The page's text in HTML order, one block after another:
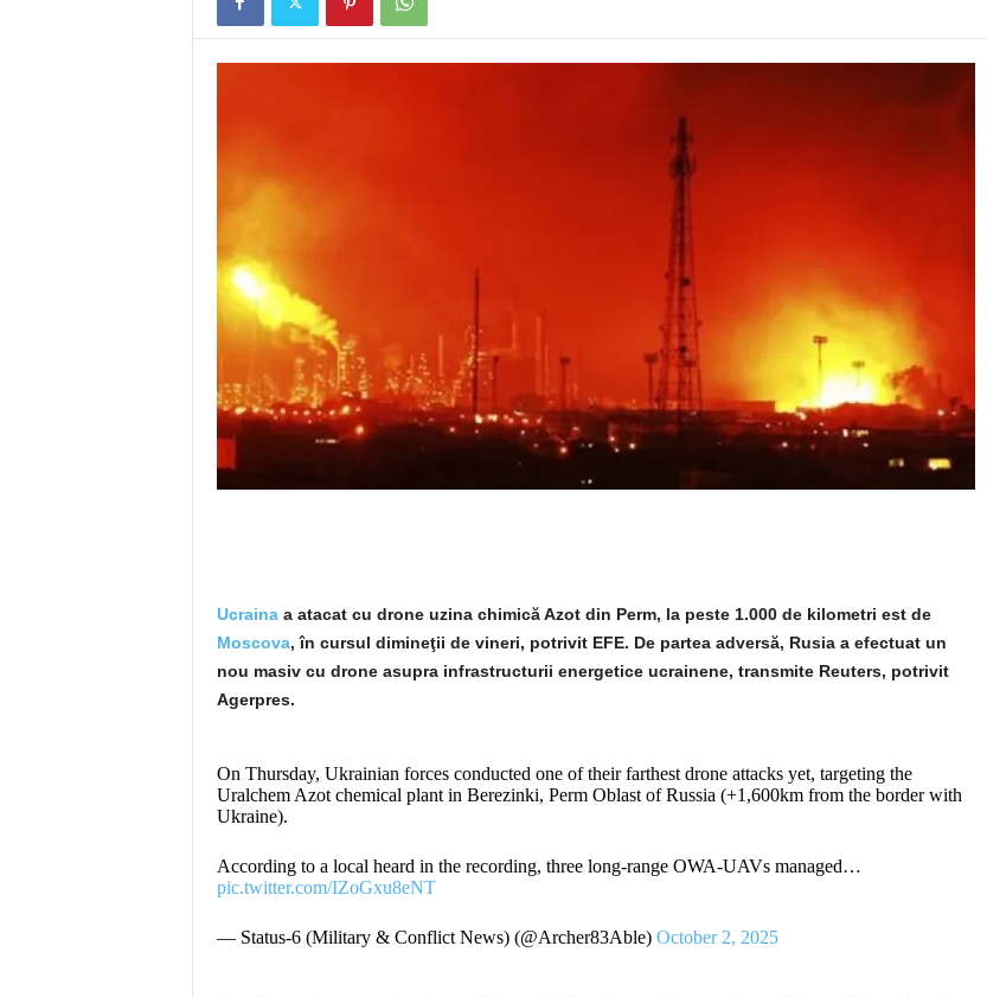
Ucrainaa atacat cu drone uzina chimică Azot din Perm, la peste 1.000 de kilometri est de
Moscova, în cursul dimineţii de vineri, potrivit EFE. De partea adversă, Rusia a efectuat un
nou masiv cu drone asupra infrastructurii energetice ucrainene, transmite Reuters, potrivit
Agerpres.
On Thursday, Ukrainian forces conducted one of their farthest drone attacks yet, targeting the
Uralchem Azot chemical plant in Berezinki, Perm Oblast of Russia (+1,600km from the border with
Ukraine).
According to a local heard in the recording, three long-range OWA-UAVs managed…
pic.twitter.com/IZoGxu8eNT
— Status-6 (Military & Conflict News) (@Archer83Able) October 2, 2025